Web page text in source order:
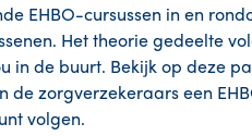
EHBO-cursussen in en
Het theorie gedeelte
in de buurt. Bekijk op deze
de zorgverzekeraars een
volgen.